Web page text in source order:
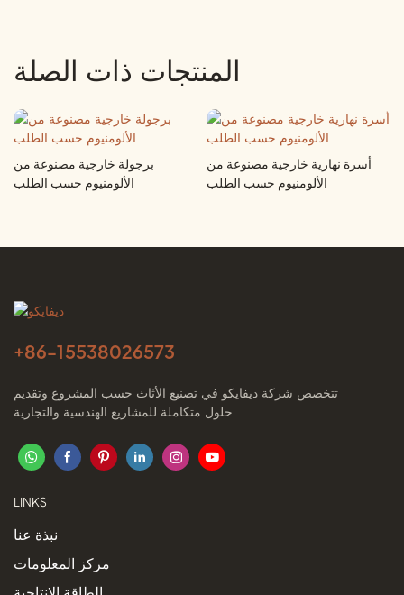
المنتجات ذات الصلة
برجولة خارجية مصنوعة من
الألومنيوم حسب الطلب
أسرة نهارية خارجية مصنوعة من
الألومنيوم حسب الطلب
+86-15538026573
تتخصص شركة ديفايكو في تصنيع الأثاث حسب المشروع وتقديم
حلول متكاملة للمشاريع الهندسية والتجارية
LINKS
نبذة عنا
مركز المعلومات